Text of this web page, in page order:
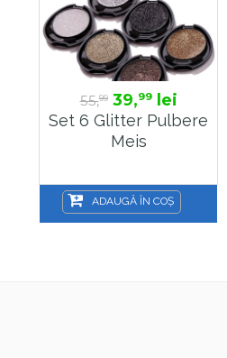
55,99 39,99lei
Set 6 Glitter Pulbere
Meis
ADAUGĂ ÎN COȘ